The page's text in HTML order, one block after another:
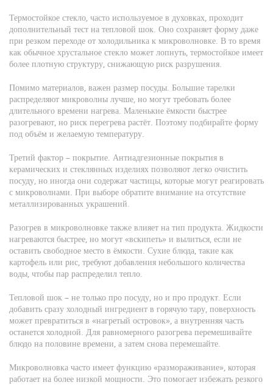
Термостойкое стекло, часто используемое в духовках, проходит
дополнительный тест на тепловой шок. Оно сохраняет форму даже
при резком переходе от холодильника к микроволновке. В то время
как обычное хрустальное стекло может лопнуть, термостойкое имеет
более плотную структуру, снижающую риск разрушения.
Помимо материалов, важен размер посуды. Большие тарелки
распределяют микроволны лучше, но могут требовать более
длительного времени нагрева. Маленькие ёмкости быстрее
разогревают, но риск перегрева растёт. Поэтому подбирайте форму
под объём и желаемую температуру.
Третий фактор – покрытие. Антиадгезионные покрытия в
керамических и стеклянных изделиях позволяют легко очистить
посуду, но иногда они содержат частицы, которые могут реагировать
с микроволнами. При выборе обратите внимание на отсутствие
металлизированных украшений.
Разогрев в микроволновке также влияет на тип продукта. Жидкости
нагреваются быстрее, но могут «вскипеть» и вылиться, если не
оставить свободное место в ёмкости. Сухие блюда, такие как
картофель или рис, требуют добавления небольшого количества
воды, чтобы пар распределил тепло.
Тепловой шок – не только про посуду, но и про продукт. Если
добавить сразу холодный ингредиент в горячую тару, поверхность
может превратиться в «нагретый островок», а внутренняя часть
останется холодной. Для равномерного разогрева перемешивайте
блюдо на половине времени, а затем снова перемешайте.
Микроволновка часто имеет функцию «размораживание», которая
работает на более низкой мощности. Это помогает избежать резкого